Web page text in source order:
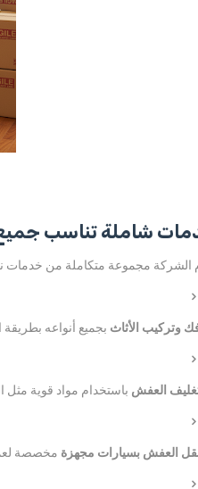
شاملة تناسب جميع
الشركة مجموعة متكاملة من
وتركيب الأثاث بجميع أنواعه
العفش باستخدام مواد قوية مثل
العفش بسيارات مجهزة مخصصة